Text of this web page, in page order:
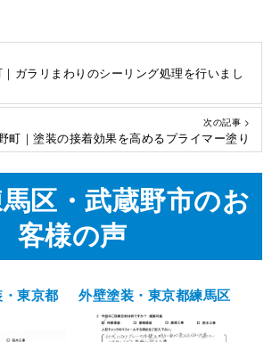
ガラリまわりのシーリング処理を行いまし
次の記事 >
町｜塗装の接着効果を高めるプライマー塗り
区・武蔵野市のお
客様の声
東京都
外壁塗装・東京都練馬区